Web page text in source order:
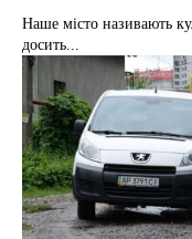
Наше місто називають
досить...